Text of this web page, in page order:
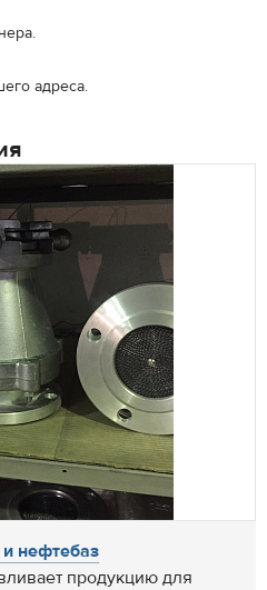
адреса.
нефтебаз
продукцию для